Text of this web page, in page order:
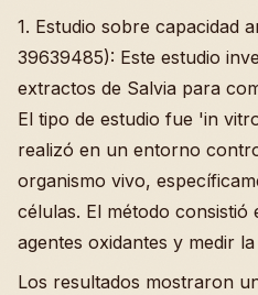
1. Estudio sobre capacidad
39639485): Este estudio
extractos de Salvia para
El tipo de estudio fue 'in
realizó en un entorno
organismo vivo,
células. El método
agentes oxidantes y medir
Los resultados mostraron